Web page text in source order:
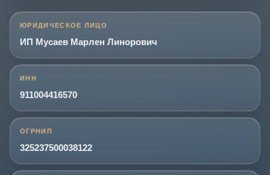
ЮРИДИЧЕСКОЕ ЛИЦО
ИП Мусаев Марлен Линорович
ИНН
911004416570
ОГРНИП
325237500038122